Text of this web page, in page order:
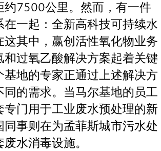
约7500公里。然而，有一件
在一起：全新高科技可持续水
这其中，赢创活性氧化物业务
和过氧乙酸解决方案起着关键
基地的专家正通过上述解决方
同的需求。当马尔基地的员工
专门用于工业废水预处理的新
同事则在为孟菲斯城市污水处
水消毒设施。